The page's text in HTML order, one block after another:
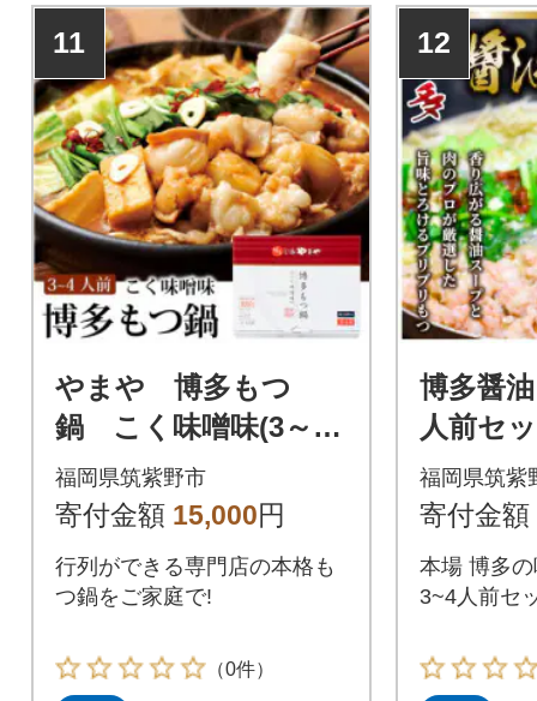
11
やまや 博多もつ
鍋 こく味噌味(3～4
人前)(筑紫野市)
福岡県筑紫野市
寄付金額 15,000円
行列ができる専門店の本格も
つ鍋をご家庭で!
（0件）
12
博多醤
人前セ
福岡県筑紫
寄付金額
本場 博多
3~4人前セ